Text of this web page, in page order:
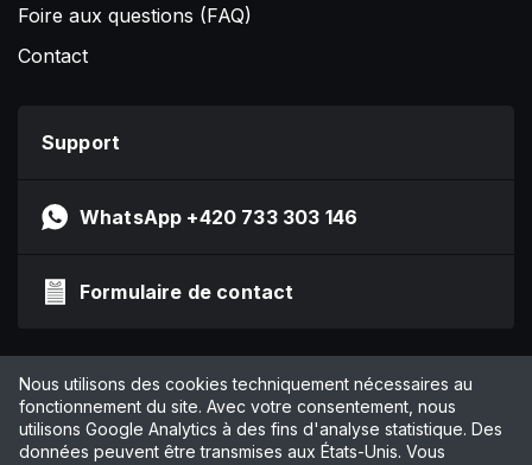
Foire aux questions (FAQ)
Contact
Support
WhatsApp +420 733 303 146
Formulaire de contact
Impressum
Politique de confidentialité
CGV
Nous utilisons des cookies techniquement nécessaires au
fonctionnement du site. Avec votre consentement, nous
utilisons Google Analytics à des fins d'analyse statistique. Des
données peuvent être transmises aux États-Unis. Vous